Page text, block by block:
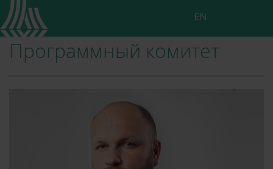
EN
Программный комитет